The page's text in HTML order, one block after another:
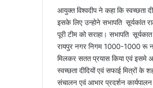
आयुक्त विश्वदीप ने कहा कि स्वच्छता
इसके लिए उन्होने सभापति सूर्यकांत
पूरी टीम को सराहा। सभापति
रायपुर नगर निगम 1000-1000 रू
मिलकर सतत प्रयास किया एवं इसमे
स्वच्छता दीदियों एवं सफाई मित्रों के
संचालन एवं आभार प्रदर्शन